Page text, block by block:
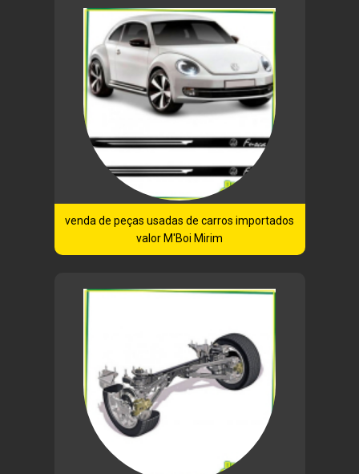
venda de peças usadas de carros importados
valor M'Boi Mirim